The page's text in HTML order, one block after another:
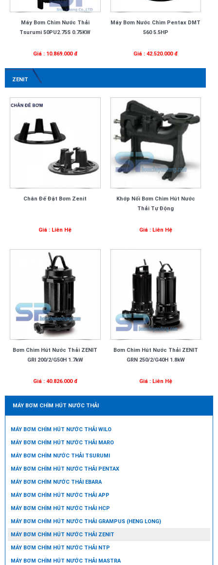
Máy Bơm Chìm Nước Thải
Tsurumi 50PU2.75S 0.75KW
Giá : 10.869.000 đ
Máy Bơm Nước Chìm Pentax DMT
560 5.5HP
Giá : 42.520.000 đ
ZENIT
Chân Đế Đặt Bơm Zenit
Giá : Liên Hệ
Khớp Nối Bơm Chìm Hút Nước
Thải Tự Động
Giá : Liên Hệ
Bơm Chìm Hút Nước Thải ZENIT
GRI 200/2/G50H 1.7kW
Giá : 40.826.000 đ
Bơm Chìm Hút Nước Thải ZENIT
GRN 250/2/G40H 1.8kW
Giá : Liên Hệ
MÁY BƠM CHÌM HÚT NƯỚC THẢI
MÁY BƠM CHÌM HÚT NƯỚC THẢI WILO
MÁY BƠM CHÌM HÚT NƯỚC THẢI MARO
MÁY BƠM CHÌM NƯỚC THẢI TSURUMI
MÁY BƠM CHÌM HÚT NƯỚC THẢI PENTAX
MÁY BƠM CHÌM NƯỚC THẢI EBARA
MÁY BƠM CHÌM HÚT NƯỚC THẢI APP
MÁY BƠM CHÌM HÚT NƯỚC THẢI HCP
MÁY BƠM CHÌM HÚT NƯỚC THẢI GRAMPUS (HENG LONG)
MÁY BƠM CHÌM HÚT NƯỚC THẢI ZENIT
MÁY BƠM CHÌM HÚT NƯỚC THẢI NTP
MÁY BƠM CHÌM HÚT NƯỚC THẢI MASTRA